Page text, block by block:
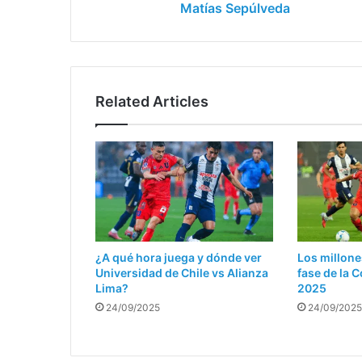
Matías Sepúlveda
Related Articles
¿A qué hora juega y dónde ver
Universidad de Chile vs Alianza
Lima?
24/09/2025
Los
fase de la
2025
24/09/2025